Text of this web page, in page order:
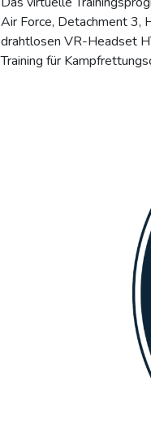
Air Force, Detachment 3,
drahtlosen VR-Headset
Training für